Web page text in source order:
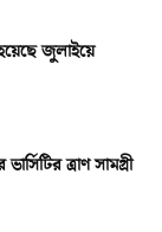
হয়েছে জুলাইয়ে
ত্রাণ সামগ্রী